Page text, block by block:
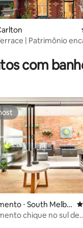
média de 5, 25
| Patrimônio
com
média de 5, 96
⋅ South Melbo
chique no sul de